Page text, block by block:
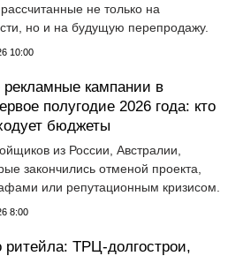
не только на
но и на будущую перепродажу.
10:00
кампании в
полугодие 2026 года: кто
бюджеты
из России, Австралии,
закончились отменой проекта,
или репутационным кризисом.
8:00
ритейла: ТРЦ-долгострои,